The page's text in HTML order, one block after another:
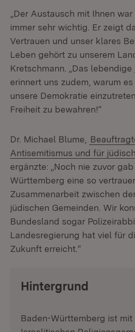
„Der Austausch mit Ihnen
immer sehr wichtig. Er zeigt
Vertrauen und unser klares
Leben gehört zu unserem
Kretschmann. „Das
erinnert uns zudem, warum
unsere Demokratie
Freiheit zu bewahren!“
Dr. Michael Blume,
Antisemitismus und für
ergänzte: „Noch nie zuvor
Württemberg eine so
Zusammenarbeit zwischen
jüdischen Gemeinden. Wir
Bundesland sogar
Landesregierung hat viel für
Zukunft erreicht.“
Hintergrund
Baden-Württemberg ist mit